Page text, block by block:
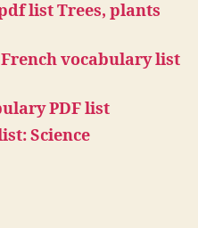
list Trees, plants
vocabulary list
PDF list
Science